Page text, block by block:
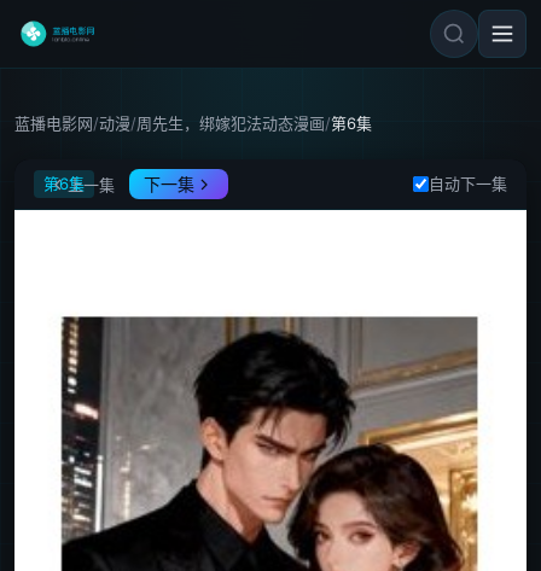
蓝播电影网/动漫/周先生，绑嫁犯法动态漫画/第6集
周先生，绑嫁犯法动态漫画
第6集上一集 下一集 自动下一集